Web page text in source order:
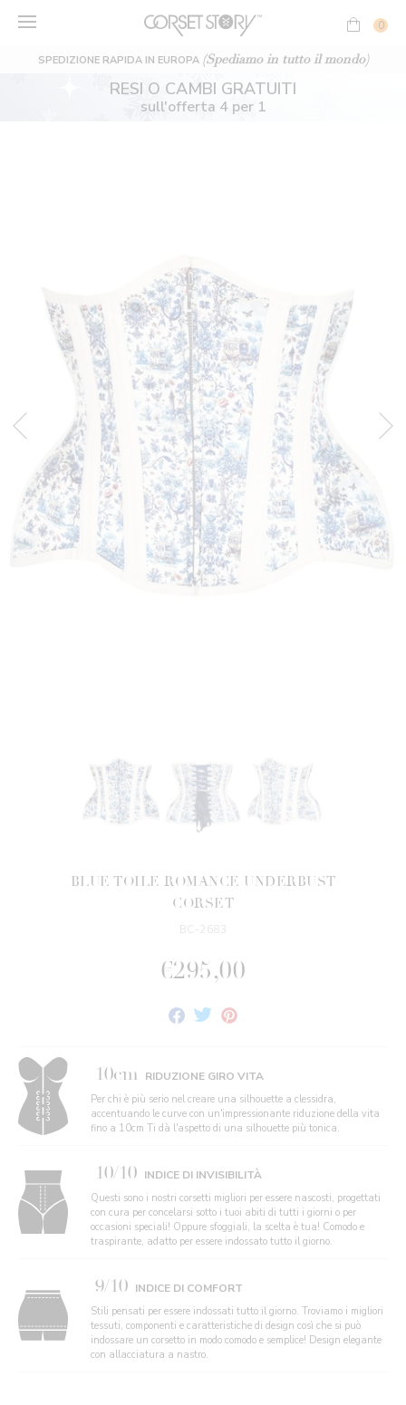
SPEDIZIONE RAPIDA IN EUROPA (Spediamo in tutto il mondo)
0
RESI O CAMBI GRATUITI
sull'offerta 4 per 1
BLUE TOILE ROMANCE UNDERBUST
CORSET
BC-2683
€295,00
CondividiTwittaFai
10cm RIDUZIONE GIRO VITA
Per chi è più serio nel creare una silhouette a clessidra,
accentuando le curve con un'impressionante riduzione della vita
fino a 10cm Ti dà l'aspetto di una silhouette più tonica.
10/10 INDICE DI INVISIBILITÀ
Questi sono i nostri corsetti migliori per essere nascosti, progettati
con cura per concelarsi sotto i tuoi abiti di tutti i giorni o per
occasioni speciali! Oppure sfoggiali, la scelta è tua! Comodo e
traspirante, adatto per essere indossato tutto il giorno.
9/10 INDICE DI COMFORT
Stili pensati per essere indossati tutto il giorno. Troviamo i migliori
tessuti, componenti e caratteristiche di design così che si può
indossare un corsetto in modo comodo e semplice! Design elegante
con allacciatura a nastro.